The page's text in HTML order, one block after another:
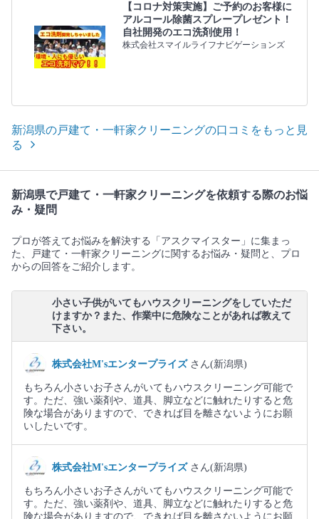
【コロナ対策実施】ご予約のお客様に
アルコール除菌スプレープレゼント！
自社開発のエコ洗剤使用！
株式会社スマイルライフナビゲーションズ
新潟県の戸建て・一軒家クリーニングの口コミをもっと見
る
新潟県で戸建て・一軒家クリーニングを依頼する際のお悩
み・疑問
プロが答えてお悩みを解決する「アスクマイスター」に集まっ
た、戸建て・一軒家クリーニングに関するお悩み・疑問と、プロ
からの回答をご紹介します。
小さい子供がいてもハウスクリーニングをしていただ
けますか？また、作業中に危険なことがあれば教えて
下さい。
株式会社M'sエンタープライズ さん(新潟県)
もちろん小さいお子さんがいてもハウスクリーニング可能で
す。ただ、強い薬剤や、道具、脚立などに触れたりすると危
険な場合がありますので、できれば目を離さないようにお願
いしたいです。
株式会社M'sエンタープライズ さん(新潟県)
もちろん小さいお子さんがいてもハウスクリーニング可能で
す。ただ、強い薬剤や、道具、脚立などに触れたりすると危
険な場合がありますので、できれば目を離さないようにお願